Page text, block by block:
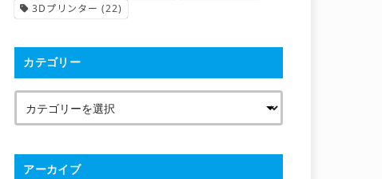
3Dプリンター (22)
カテゴリー
アーカイブ